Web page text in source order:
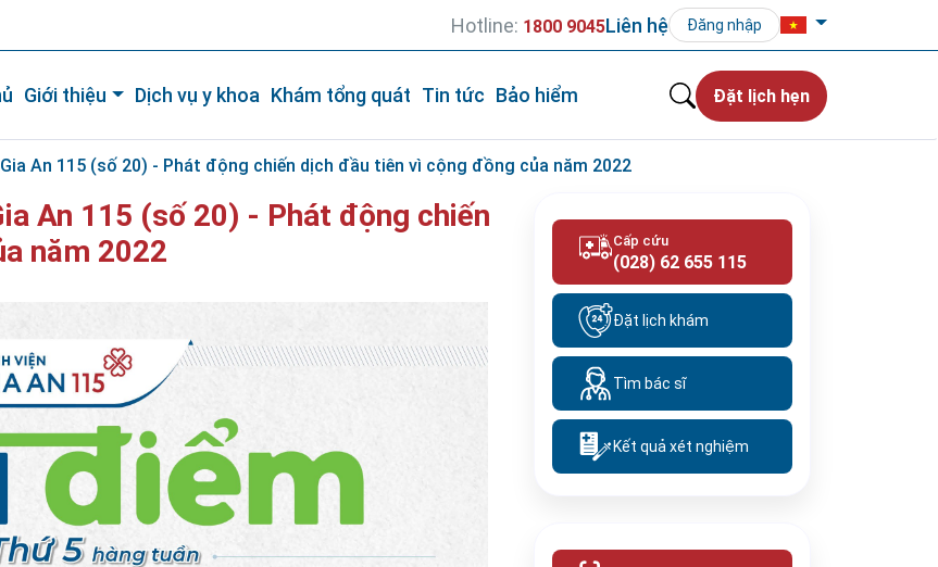
Hotline: 1800 9045Liên hệ Đăng nhập
Giới thiệu Dịch vụ y khoa Khám tổng quát Tin tức Bảo hiểm Đặt lịch hẹn
An 115 (số 20) - Phát động chiến dịch đầu tiên vì cộng đồng của năm 2022
An 115 (số 20) - Phát động chiến
năm 2022
Cấp cứu
(028) 62 655 115
Đặt lịch khám
Tìm bác sĩ
Kết quả xét nghiệm